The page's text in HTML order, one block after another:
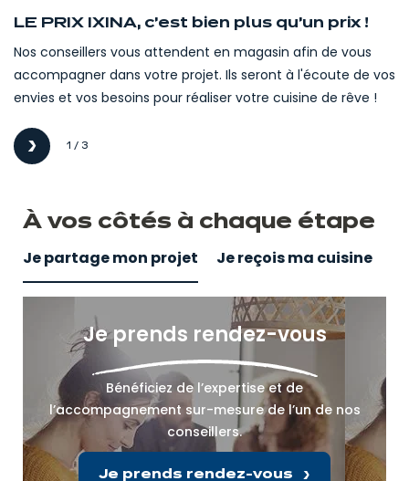
LE PRIX IXINA, c'est bien plus qu'un prix !
Nos conseillers vous attendent en magasin afin de vous
accompagner dans votre projet. Ils seront à l'écoute de vos
envies et vos besoins pour réaliser votre cuisine de rêve !
Suivant1 / 3
À vos côtés à chaque étape
Je partage mon projet Je reçois ma cuisine
Je prends rendez-vous
Bénéficiez de l’expertise et de
l’accompagnement sur-mesure de l’un de nos
conseillers.
Je prends rendez-vous